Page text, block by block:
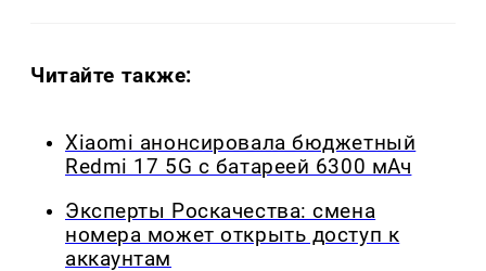
Читайте также:
Xiaomi анонсировала бюджетный
Redmi 17 5G с батареей 6300 мАч
Эксперты Роскачества: смена
номера может открыть доступ к
аккаунтам